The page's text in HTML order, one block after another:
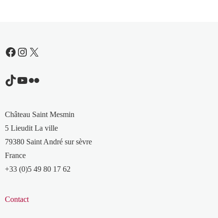
Facebook
Instagram
X
TikTok
YouTube
Flickr
Château Saint Mesmin
5 Lieudit La ville
79380 Saint André sur sèvre
France
+33 (0)5 49 80 17 62
Contact